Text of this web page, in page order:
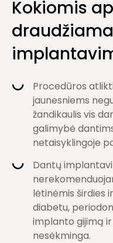
Kokiomis
Procedūros
jaunesniems
žandikaulis vis
galimybė
netaisyklingoje
Dantų
lėtinėmis širdies
diabetu,
implanto gijimą
nesėkminga.